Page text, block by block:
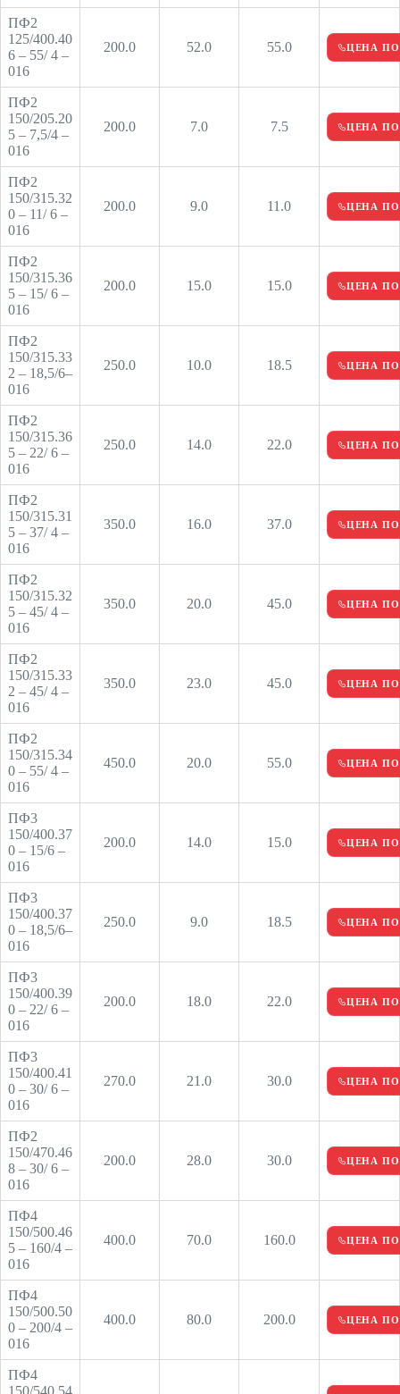
ПФ2
125/400.40
6 – 55/ 4 –
016
200.0 52.0 55.0 ЦЕНА
ПФ2
150/205.20
5 – 7,5/4 –
016
200.0 7.0 7.5 ЦЕНА
ПФ2
150/315.32
0 – 11/ 6 –
016
200.0 9.0 11.0 ЦЕНА
ПФ2
150/315.36
5 – 15/ 6 –
016
200.0 15.0 15.0 ЦЕНА
ПФ2
150/315.33
2 – 18,5/6–
016
250.0 10.0 18.5 ЦЕНА
ПФ2
150/315.36
5 – 22/ 6 –
016
250.0 14.0 22.0 ЦЕНА
ПФ2
150/315.31
5 – 37/ 4 –
016
350.0 16.0 37.0 ЦЕНА
ПФ2
150/315.32
5 – 45/ 4 –
016
350.0 20.0 45.0 ЦЕНА
ПФ2
150/315.33
2 – 45/ 4 –
016
350.0 23.0 45.0 ЦЕНА
ПФ2
150/315.34
0 – 55/ 4 –
016
450.0 20.0 55.0 ЦЕНА
ПФ3
150/400.37
0 – 15/6 –
016
200.0 14.0 15.0 ЦЕНА
ПФ3
150/400.37
0 – 18,5/6–
016
250.0 9.0 18.5 ЦЕНА
ПФ3
150/400.39
0 – 22/ 6 –
016
200.0 18.0 22.0 ЦЕНА
ПФ3
150/400.41
0 – 30/ 6 –
016
270.0 21.0 30.0 ЦЕНА
ПФ2
150/470.46
8 – 30/ 6 –
016
200.0 28.0 30.0 ЦЕНА
ПФ4
150/500.46
5 – 160/4 –
016
400.0 70.0 160.0 ЦЕНА
ПФ4
150/500.50
0 – 200/4 –
016
400.0 80.0 200.0 ЦЕНА
ПФ4
150/540.54